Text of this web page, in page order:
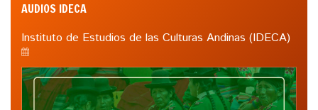
AUDIOS IDECA
Instituto de Estudios de las Culturas Andinas (IDECA)